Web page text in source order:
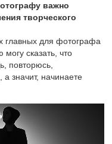
важно
творческого
главных для фотографа
сказать, что
повторюсь,
значит, начинаете